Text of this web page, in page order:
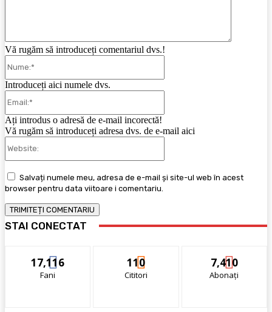
Vă rugăm să introduceți comentariul dvs.!
Introduceți aici numele dvs.
Ați introdus o adresă de e-mail incorectă!
Vă rugăm să introduceți adresa dvs. de e-mail aici
Salvați numele meu, adresa de e-mail și site-ul web în acest
browser pentru data viitoare i comentariu.
STAI CONECTAT
17,116
Fani
110
Cititori
7,410
Abonați